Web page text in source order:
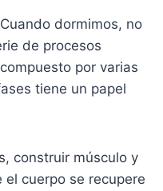
dormimos, no
de procesos
por varias
tiene un papel
construir músculo y
cuerpo se recupere